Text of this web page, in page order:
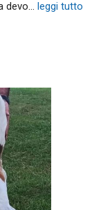
devo ... leggi tutto